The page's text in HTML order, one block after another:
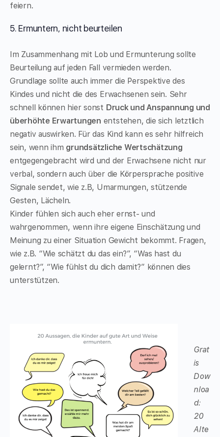
feiern.
5. Ermuntern, nicht beurteilen
Im Zusammenhang mit Lob und Ermunterung sollte
Beurteilung auf jeden Fall vermieden werden.
Grundlage sollte auch immer die Perspektive des
Kindes und nicht die des Erwachsenen sein. Sehr
schnell können hier sonst Druck und Anspannung und
überhöhte Erwartungen entstehen, die sich letztlich
negativ auswirken. Für das Kind kann es sehr hilfreich
sein, wenn ihm grundsätzliche Wertschätzung
entgegengebracht wird und der Erwachsene nicht nur
verbal, sondern auch über die Körpersprache positive
Signale sendet, wie z.B, Umarmungen, stützende
Gesten, Lächeln.
Kinder fühlen sich auch eher ernst- und
wahrgenommen, wenn ihre eigene Einschätzung und
Meinung zu einer Situation Gewicht bekommt. Fragen,
wie z.B. “Wie schätzt du das ein?”, “Was hast du
gelernt?”, “Wie fühlst du dich damit?” können dies
unterstützen.
Grat
is
Dow
nloa
d:
20
Alte